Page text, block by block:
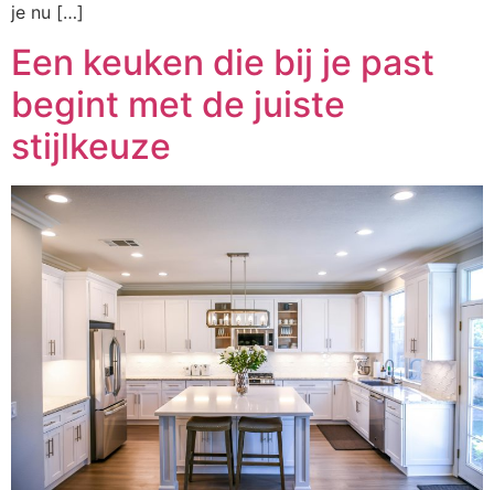
je nu […]
Een keuken die bij je past
begint met de juiste
stijlkeuze